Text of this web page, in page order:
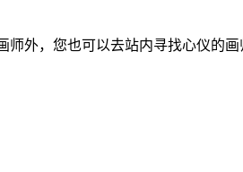
外，您也可以去站内寻找心仪的画